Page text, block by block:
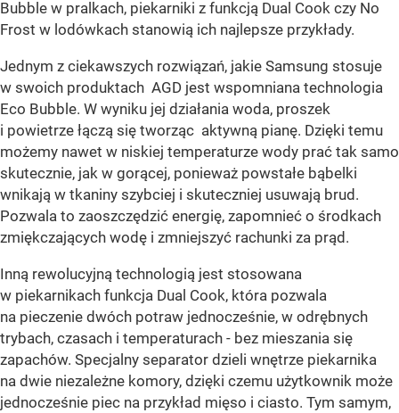
Bubble w pralkach, piekarniki z funkcją Dual Cook czy No
Frost w lodówkach stanowią ich najlepsze przykłady.
Jednym z ciekawszych rozwiązań, jakie Samsung stosuje
w swoich produktach AGD jest wspomniana technologia
Eco Bubble. W wyniku jej działania woda, proszek
i powietrze łączą się tworząc aktywną pianę. Dzięki temu
możemy nawet w niskiej temperaturze wody prać tak samo
skutecznie, jak w gorącej, ponieważ powstałe bąbelki
wnikają w tkaniny szybciej i skuteczniej usuwają brud.
Pozwala to zaoszczędzić energię, zapomnieć o środkach
zmiękczających wodę i zmniejszyć rachunki za prąd.
Inną rewolucyjną technologią jest stosowana
w piekarnikach funkcja Dual Cook, która pozwala
na pieczenie dwóch potraw jednocześnie, w odrębnych
trybach, czasach i temperaturach - bez mieszania się
zapachów. Specjalny separator dzieli wnętrze piekarnika
na dwie niezależne komory, dzięki czemu użytkownik może
jednocześnie piec na przykład mięso i ciasto. Tym samym,